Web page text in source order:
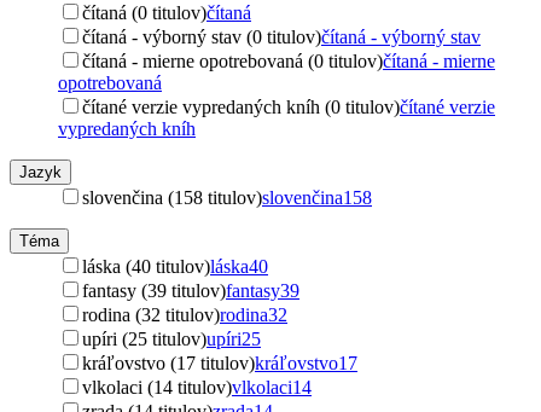
čítaná (0 titulov)čítaná
čítaná - výborný stav (0 titulov)čítaná - výborný stav
čítaná - mierne opotrebovaná (0 titulov)čítaná - mierne
opotrebovaná
čítané verzie vypredaných kníh (0 titulov)čítané verzie
vypredaných kníh
Jazyk
slovenčina (158 titulov)slovenčina158
Téma
láska (40 titulov)láska40
fantasy (39 titulov)fantasy39
rodina (32 titulov)rodina32
upíri (25 titulov)upíri25
kráľovstvo (17 titulov)kráľovstvo17
vlkolaci (14 titulov)vlkolaci14